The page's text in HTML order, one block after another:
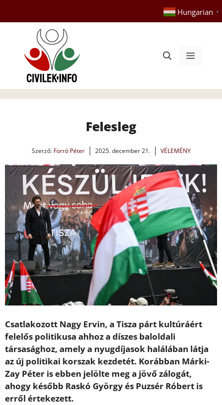
tartalomba
Hungarian ▼
Menü
Felesleg
Szerző: Forró Péter 2025. december 21. VÉLEMÉNY
Csatlakozott Nagy Ervin, a Tisza párt kultúráért
felelős politikusa ahhoz a díszes baloldali
társasághoz, amely a nyugdíjasok halálában látja
az új politikai korszak kezdetét. Korábban Márki-
Zay Péter is ebben jelölte meg a jövő zálogát,
ahogy később Raskó György és Puzsér Róbert is
erről értekezett.